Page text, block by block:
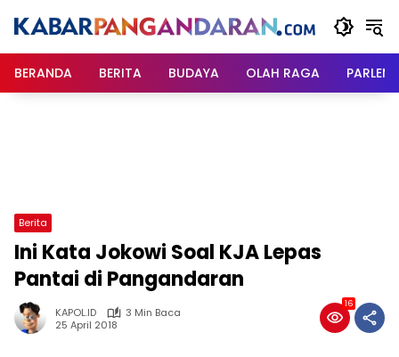
BERANDA
BERITA BUDAYA OLAH RAGA
Berita
Ini Kata Jokowi Soal KJA Lepas
Pantai di Pangandaran
KAPOL.ID
3 Min Baca
25 April 2018
16